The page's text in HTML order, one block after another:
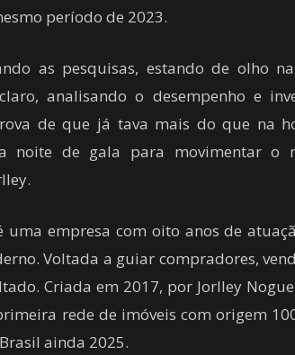
período de 2023.
as pesquisas, estando de olho
analisando o desempenho e
de que já tava mais do que na
noite de gala para movimentar o
uma empresa com oito anos de
Voltada a guiar compradores,
Criada em 2017, por Jorlley
rede de imóveis com origem
ainda 2025.